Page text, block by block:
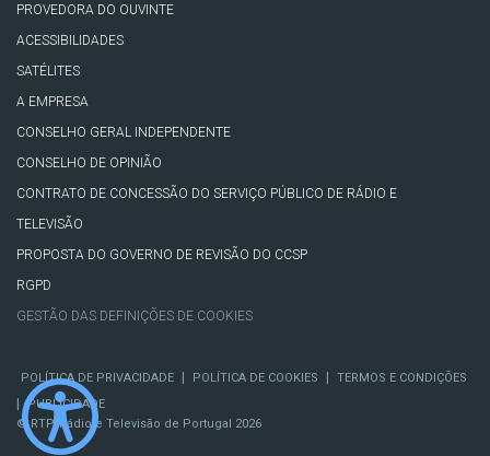
PROVEDORA DO OUVINTE
ACESSIBILIDADES
SATÉLITES
A EMPRESA
CONSELHO GERAL INDEPENDENTE
CONSELHO DE OPINIÃO
CONTRATO DE CONCESSÃO DO SERVIÇO PÚBLICO DE RÁDIO E
TELEVISÃO
PROPOSTA DO GOVERNO DE REVISÃO DO CCSP
RGPD
GESTÃO DAS DEFINIÇÕES DE COOKIES
POLÍTICA DE PRIVACIDADE POLÍTICA DE COOKIES TERMOS E CONDIÇÕES
PUBLICIDADE
© RTP, Rádio e Televisão de Portugal 2026